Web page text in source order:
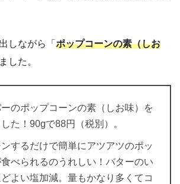
しながら「 ポップコーンの素（しお
した。
のポップコーンの素（しお味）を
た！90gで88円（税別）。
するだけで簡単にアツアツのポッ
べられるのうれしい！バターのい
よい塩加減。量もかなり多くてコ